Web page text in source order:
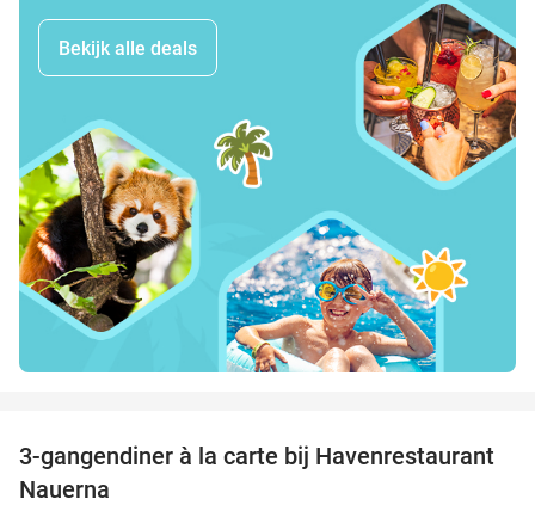
Bekijk alle deals
34%
3-gangendiner à la carte bij Havenrestaurant
Nauerna